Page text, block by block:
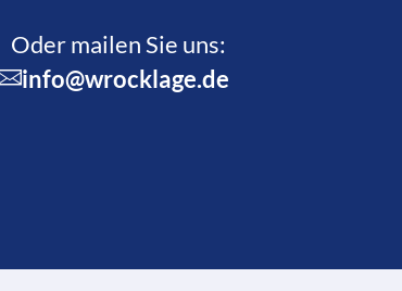
Oder mailen Sie uns:
info@wrocklage.de